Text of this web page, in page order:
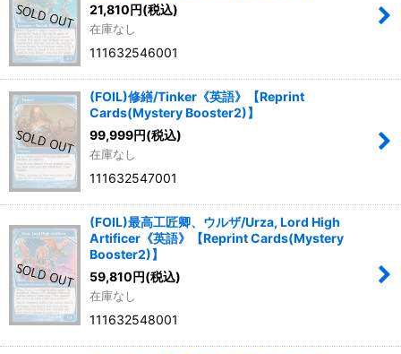
21,810円(税込)
在庫なし
111632546001
(FOIL)修繕/Tinker《英語》【Reprint
Cards(Mystery Booster2)】
99,999円(税込)
在庫なし
111632547001
(FOIL)最高工匠卿、ウルザ/Urza, Lord High
Artificer《英語》【Reprint Cards(Mystery
Booster2)】
59,810円(税込)
在庫なし
111632548001